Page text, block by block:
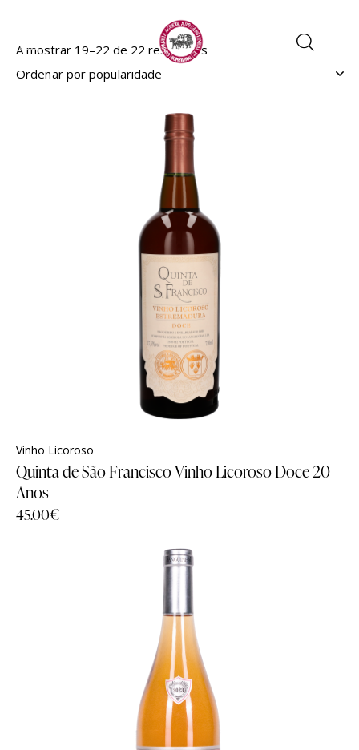
A mostrar 19–22 de 22 resultados
Vinho Licoroso
Quinta de São Francisco Vinho Licoroso Doce 20
Anos
45.00€